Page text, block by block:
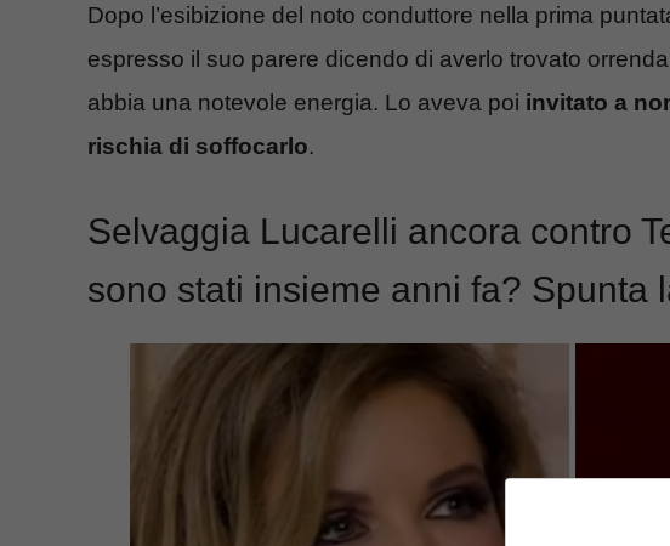
Dopo l’esibizione del noto conduttore nella prima
espresso il suo parere dicendo di averlo trovato
abbia una notevole energia. Lo aveva poi invitato a
rischia di soffocarlo.
Selvaggia Lucarelli ancora contro
sono stati insieme anni fa? Spunta